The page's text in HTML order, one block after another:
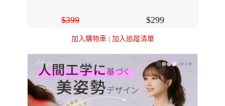
399 299
加入購物車 | 加入追蹤清單